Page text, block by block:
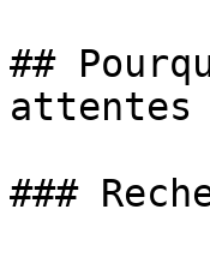
##
attentes
###